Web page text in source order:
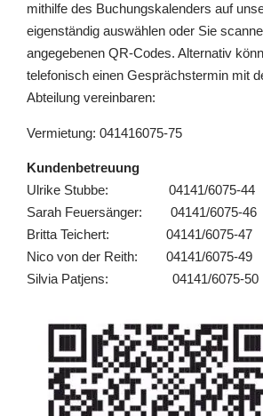
mithilfe des Buchungskalenders auf
eigenständig auswählen oder Sie
angegebenen QR-Codes. Alternativ
telefonisch einen Gesprächstermin mit
Abteilung vereinbaren:
Vermietung: 041416075-75
Kundenbetreuung
Ulrike Stubbe: 04141/6075-44
Sarah Feuersänger: 04141/6075-46
Britta Teichert: 04141/6075-47
Nico von der Reith: 04141/6075-49
Silvia Patjens: 04141/6075-50